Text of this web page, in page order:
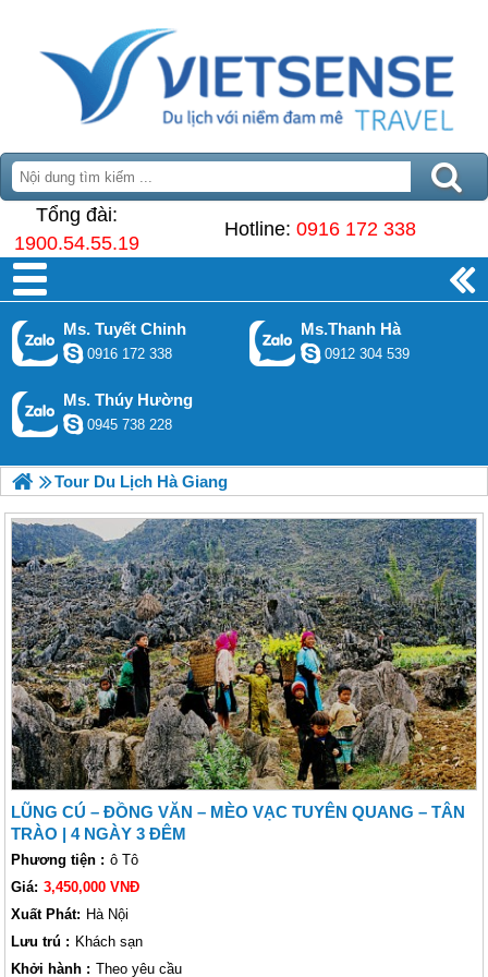
Tổng đài:
1900.54.55.19
Hotline: 0916 172 338
Ms. Tuyết Chinh
0916 172 338
Ms.Thanh Hà
0912 304 539
Ms. Thúy Hường
0945 738 228
Tour Du Lịch Hà Giang
LŨNG CÚ – ĐỒNG VĂN – MÈO VẠC TUYÊN QUANG – TÂN
TRÀO | 4 NGÀY 3 ĐÊM
Phương tiện : ô Tô
Giá: 3,450,000 VNĐ
Xuất Phát: Hà Nội
Lưu trú : Khách sạn
Khởi hành : Theo yêu cầu